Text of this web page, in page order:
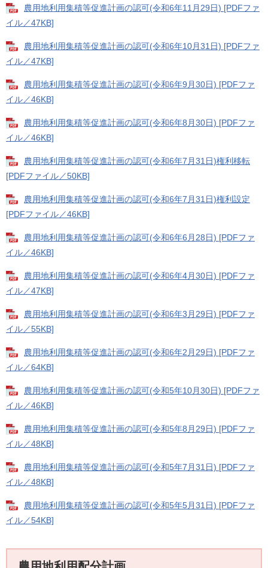
農用地利用集積等促進計画の認可(令和6年11月29日) [PDFファ
イル／47KB]
農用地利用集積等促進計画の認可(令和6年10月31日) [PDFファ
イル／47KB]
農用地利用集積等促進計画の認可(令和6年9月30日) [PDFファ
イル／46KB]
農用地利用集積等促進計画の認可(令和6年8月30日) [PDFファ
イル／46KB]
農用地利用集積等促進計画の認可(令和6年7月31日)権利移転
[PDFファイル／50KB]
農用地利用集積等促進計画の認可(令和6年7月31日)権利設定
[PDFファイル／46KB]
農用地利用集積等促進計画の認可(令和6年6月28日) [PDFファ
イル／46KB]
農用地利用集積等促進計画の認可(令和6年4月30日) [PDFファ
イル／47KB]
農用地利用集積等促進計画の認可(令和6年3月29日) [PDFファ
イル／55KB]
農用地利用集積等促進計画の認可(令和6年2月29日) [PDFファ
イル／64KB]
農用地利用集積等促進計画の認可(令和5年10月30日) [PDFファ
イル／46KB]
農用地利用集積等促進計画の認可(令和5年8月29日) [PDFファ
イル／48KB]
農用地利用集積等促進計画の認可(令和5年7月31日) [PDFファ
イル／48KB]
農用地利用集積等促進計画の認可(令和5年5月31日) [PDFファ
イル／54KB]